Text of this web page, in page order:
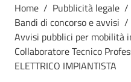
Azienda
Home / Pubblicità legale /
Bandi di concorso e avvisi /
Avvisi pubblici per mobilità
Collaboratore Tecnico
ELETTRICO IMPIANTISTA